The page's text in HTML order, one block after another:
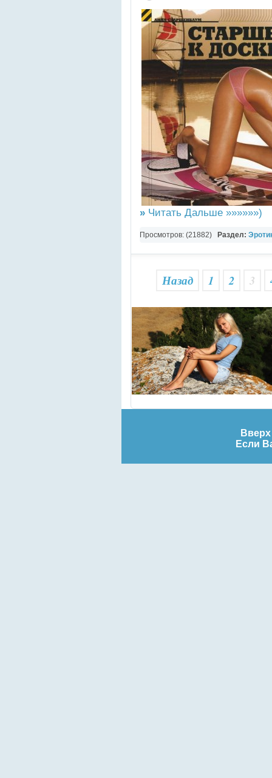
» Читать Дальше »»»»»»)
Просмотров: (21882) Раздел:
Назад 1 2 3
Вверх
Если